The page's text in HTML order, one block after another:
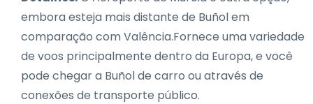
embora esteja mais distante de Buñol em
comparação com Valência.Fornece uma variedade
de voos principalmente dentro da Europa, e você
pode chegar a Buñol de carro ou através de
conexões de transporte público.